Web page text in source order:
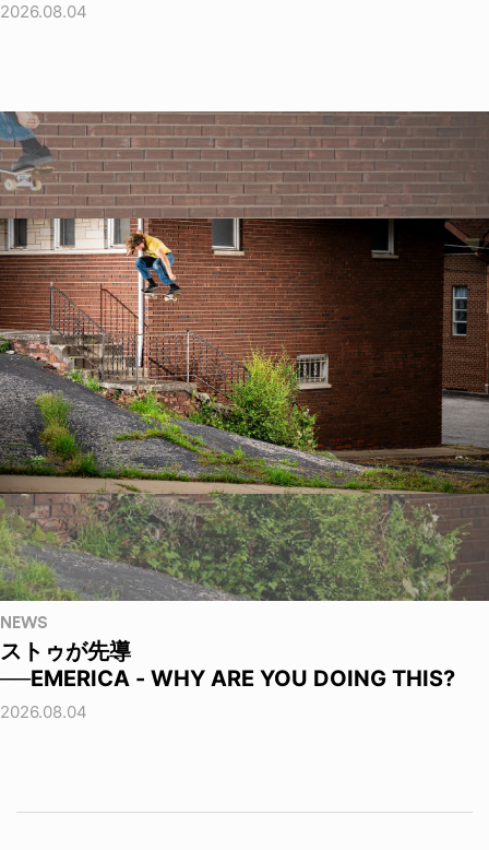
2026.08.04
NEWS
ストゥが先導
──EMERICA - WHY ARE YOU DOING THIS?
2026.08.04